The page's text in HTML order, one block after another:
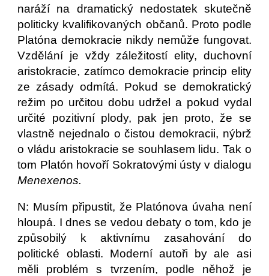
naráží na dramatický nedostatek skutečně
politicky kvalifikovaných občanů. Proto podle
Platóna demokracie nikdy nemůže fungovat.
Vzdělání je vždy záležitostí elity, duchovní
aristokracie, zatímco demokracie princip elity
ze zásady odmítá. Pokud se demokratický
režim po určitou dobu udržel a pokud vydal
určité pozitivní plody, pak jen proto, že se
vlastně nejednalo o čistou demokracii, nýbrž
o vládu aristokracie se souhlasem lidu. Tak o
tom Platón hovoří Sokratovými ústy v dialogu
Menexenos.
N: Musím připustit, že Platónova úvaha není
hloupá. I dnes se vedou debaty o tom, kdo je
způsobilý k aktivnímu zasahování do
politické oblasti. Moderní autoři by ale asi
měli problém s tvrzením, podle něhož je